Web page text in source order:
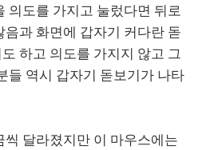
의도를 가지고 눌렀다면 뒤로
과 화면에 갑자기 커다란 돋
하고 의도를 가지지 않고 그
들 역시 갑자기 돋보기가 나타
달라졌지만 이 마우스에는